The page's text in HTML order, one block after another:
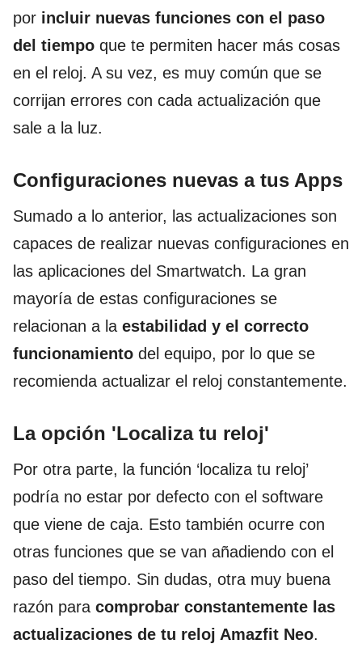
por incluir nuevas funciones con el paso
del tiempo que te permiten hacer más cosas
en el reloj. A su vez, es muy común que se
corrijan errores con cada actualización que
sale a la luz.
Configuraciones nuevas a tus Apps
Sumado a lo anterior, las actualizaciones son
capaces de realizar nuevas configuraciones en
las aplicaciones del Smartwatch. La gran
mayoría de estas configuraciones se
relacionan a la estabilidad y el correcto
funcionamiento del equipo, por lo que se
recomienda actualizar el reloj constantemente.
La opción 'Localiza tu reloj'
Por otra parte, la función ‘localiza tu reloj’
podría no estar por defecto con el software
que viene de caja. Esto también ocurre con
otras funciones que se van añadiendo con el
paso del tiempo. Sin dudas, otra muy buena
razón para comprobar constantemente las
actualizaciones de tu reloj Amazfit Neo.